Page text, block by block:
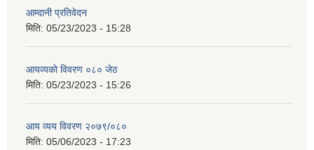
आम्दानी प्रतिवेदन
मिति: 05/23/2023 - 15:28
आयव्यकाे विवरण ०८० जेठ
मिति: 05/23/2023 - 15:26
आय व्यय विवरण २०७९/०८०
मिति: 05/06/2023 - 17:23